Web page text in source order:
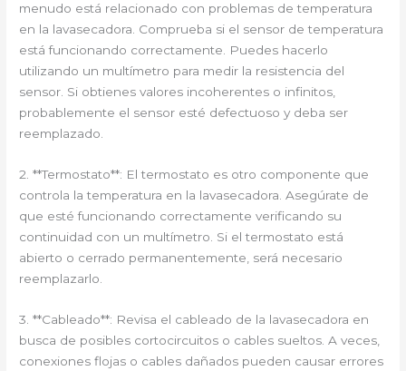
menudo está relacionado con problemas de temperatura
en la lavasecadora. Comprueba si el sensor de temperatura
está funcionando correctamente. Puedes hacerlo
utilizando un multímetro para medir la resistencia del
sensor. Si obtienes valores incoherentes o infinitos,
probablemente el sensor esté defectuoso y deba ser
reemplazado.
2. **Termostato**: El termostato es otro componente que
controla la temperatura en la lavasecadora. Asegúrate de
que esté funcionando correctamente verificando su
continuidad con un multímetro. Si el termostato está
abierto o cerrado permanentemente, será necesario
reemplazarlo.
3. **Cableado**: Revisa el cableado de la lavasecadora en
busca de posibles cortocircuitos o cables sueltos. A veces,
conexiones flojas o cables dañados pueden causar errores